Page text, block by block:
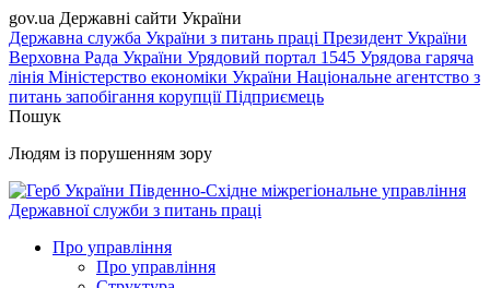
gov.ua Державні сайти України
Державна служба України з питань праці Президент України
Верховна Рада України Урядовий портал 1545 Урядова гаряча
лінія Міністерство економіки України Національне агентство з
питань запобігання корупціїПідприємець
Пошук
Людям із порушенням зору
Південно-Східне міжрегіональне управління
Державної служби з питань праці
Про управління
Про управління